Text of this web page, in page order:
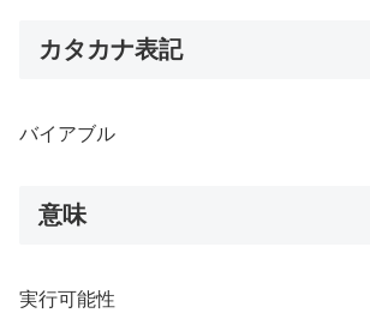
カタカナ表記
バイアブル
意味
実行可能性